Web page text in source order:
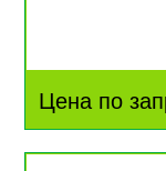
Цена по